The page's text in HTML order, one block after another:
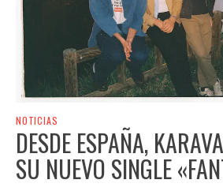
NOTICIAS
DESDE ESPAÑA,
SU NUEVO SINGLE